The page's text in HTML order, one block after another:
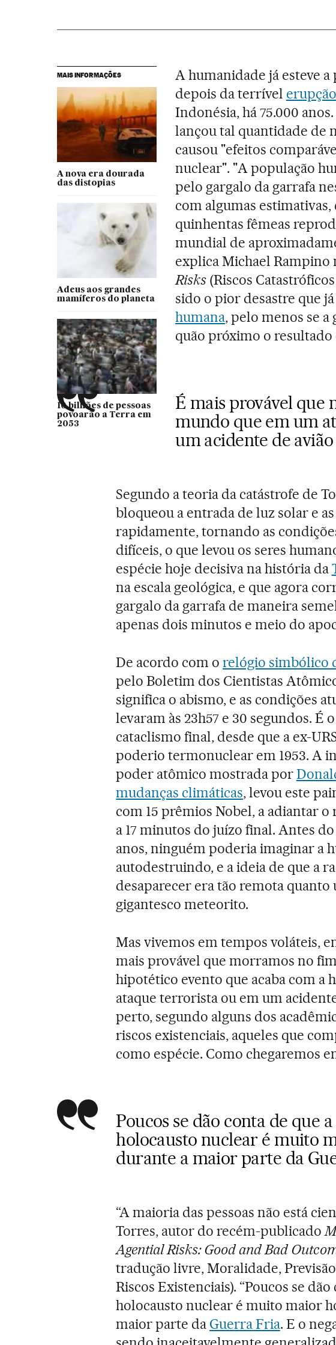
MAIS INFORMAÇÕES
A nova era dourada
das distopias
Adeus aos grandes
mamíferos do planeta
10 bilhões de pessoas
povoarão a Terra em
2053
A humanidade já esteve
depois da terrível
Indonésia, há 75.000
lançou tal quantidade de
causou "efeitos
nuclear". "A população
pelo gargalo da garrafa
com algumas estimativas,
quinhentas fêmeas
mundial de
explica Michael Rampino
Risks (Riscos
sido o pior desastre que
humana, pelo menos se
quão próximo o resultado
É mais provável que
mundo que em um
um acidente de avião
Segundo a teoria da catástrofe de
bloqueou a entrada de luz solar e
rapidamente, tornando as
difíceis, o que levou os seres
espécie hoje decisiva na história da
na escala geológica, e que agora
gargalo da garrafa de maneira
apenas dois minutos e meio do
De acordo com orelógio simbólico
pelo Boletim dos Cientistas
significa o abismo, e as condições
levaram às 23h57 e 30 segundos.
cataclismo final, desde que a ex-
poderio termonuclear em 1953. A
poder atômico mostrada por
mudanças climáticas, levou este
com 15 prêmios Nobel, a adiantar o
a 17 minutos do juízo final. Antes
anos, ninguém poderia imaginar a
autodestruindo, e a ideia de que a
desaparecer era tão remota
gigantesco meteorito.
Mas vivemos em tempos voláteis,
mais provável que morramos no
hipotético evento que acaba com a
ataque terrorista ou em um
perto, segundo alguns dos
riscos existenciais, aqueles que
como espécie. Como chegaremos
Poucos se dão conta de que
holocausto nuclear é muito
durante a maior parte da
“A maioria das pessoas não está
Torres, autor do recém-publicado
Agential Risks: Good and Bad
tradução livre, Moralidade,
Riscos Existenciais). “Poucos se
holocausto nuclear é muito maior
maior parte da Guerra Fria. E o